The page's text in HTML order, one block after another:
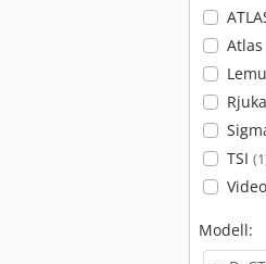
Atlas
TSI
Modell: